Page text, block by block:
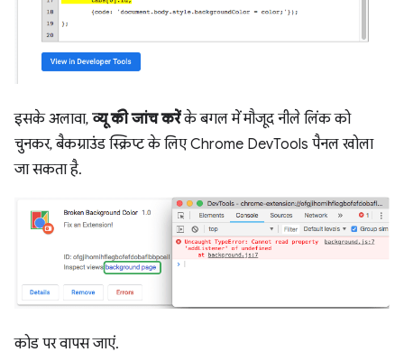
इसके अलावा, व्यू की जांच करेंके बगल में मौजूद नीले लिंक को
चुनकर, बैकग्राउंड स्क्रिप्ट के लिए Chrome DevTools पैनल खोला
जा सकता है.
कोड पर वापस जाएं.